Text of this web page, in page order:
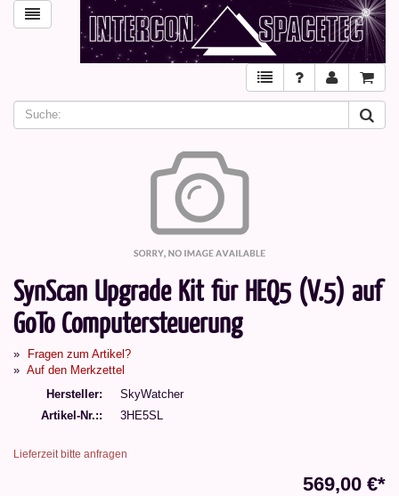
SynScan Upgrade Kit für HEQ5 (V.5) auf
GoTo Computersteuerung
Fragen zum Artikel?
Auf den Merkzettel
Hersteller
SkyWatcher
Artikel-Nr.:
3HE5SL
Lieferzeit bitte anfragen
569,00 €*